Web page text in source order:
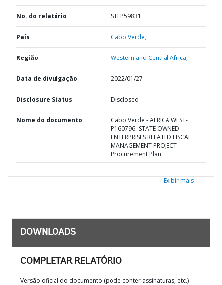
No. do relatório STEP59831
País Cabo Verde,
Região Western and Central Africa,
Data de divulgação 2022/01/27
Disclosure Status Disclosed
Nome do documento
Cabo Verde - AFRICA WEST-
P160796- STATE OWNED
ENTERPRISES RELATED FISCAL
MANAGEMENT PROJECT -
Procurement Plan
Exibir mais
DOWNLOADS
COMPLETAR RELATÓRIO
Versão oficial do documento (pode conter assinaturas, etc.)